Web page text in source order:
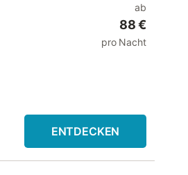
ab
88 €
pro Nacht
ENTDECKEN